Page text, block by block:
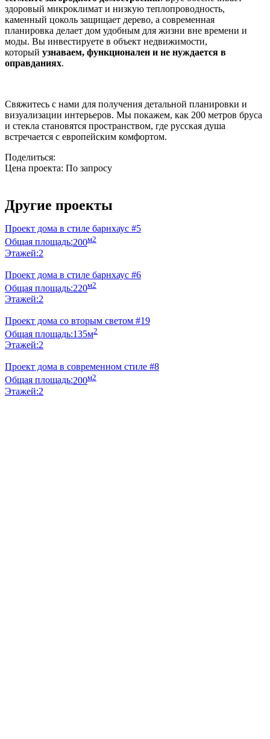
здоровый микроклимат и низкую теплопроводность,
каменный цоколь защищает дерево, а современная
планировка делает дом удобным для жизни вне времени и
моды. Вы инвестируете в объект недвижимости,
который узнаваем, функционален и не нуждается в
оправданиях.
Свяжитесь с нами для получения детальной планировки и
визуализации интерьеров. Мы покажем, как 200 метров бруса
и стекла становятся пространством, где русская душа
встречается с европейским комфортом.
Поделиться:
Цена проекта: По запросу
Другие проекты
Проект дома в стиле барнхаус #5
Общая площадь:200м2
Этажей:2
Проект дома в стиле барнхаус #6
Общая площадь:220м2
Этажей:2
Проект дома со вторым светом #19
Общая площадь:135м2
Этажей:2
Проект дома в современном стиле #8
Общая площадь:200м2
Этажей:2